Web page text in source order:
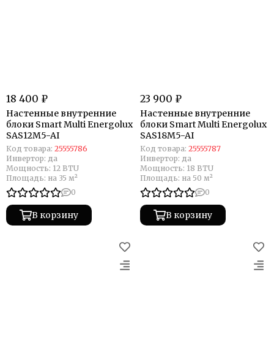
18 400 ₽
Настенные внутренние
блоки Smart Multi Energolux
SAS12M5-AI
Код товара: 25555786
Инвертор: да
Мощность: 12 BTU
Площадь: на 35 м²
0
В корзину
23 900 ₽
Настенные внутренние
блоки Smart Multi Energolux
SAS18M5-AI
Код товара: 25555787
Инвертор: да
Мощность: 18 BTU
Площадь: на 50 м²
0
В корзину